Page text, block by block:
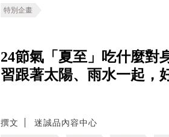
特別企畫
24節氣「夏至」吃什麼對
習跟著太陽、雨水一起，
撰文 迷誠品內容中心